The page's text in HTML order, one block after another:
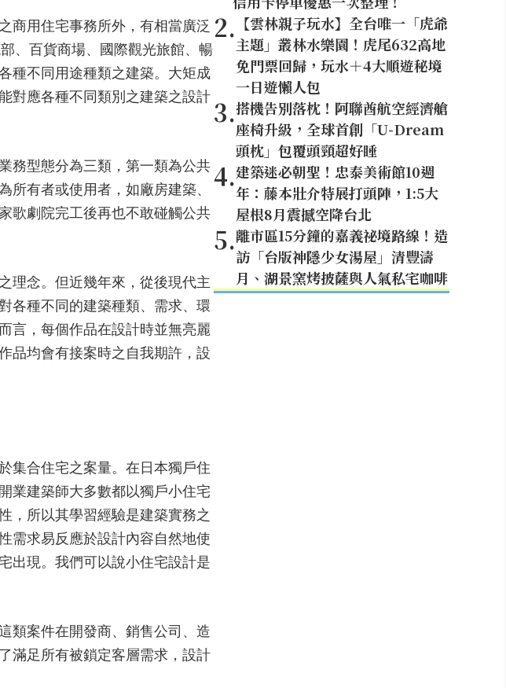
商用住宅事務所外，有相當廣泛
、百貨商場、國際觀光旅館、暢
種不同用途種類之建築。大矩成
對應各種不同類別之建築之設計
務型態分為三類，第一類為公共
有者或使用者，如廠房建築、
歌劇院完工後再也不敢碰觸公共
理念。但近幾年來，從後現代主
各種不同的建築種類、需求、環
言，每個作品在設計時並無亮麗
品均會有接案時之自我期許，設
集合住宅之案量。在日本獨戶住
業建築師大多數都以獨戶小住宅
，所以其學習經驗是建築實務之
需求易反應於設計內容自然地使
出現。我們可以說小住宅設計是
類案件在開發商、銷售公司、造
滿足所有被鎖定客層需求，設計
2. 【雲林親子玩水】全台唯一「虎爺
主題」叢林水樂園！虎尾632高地
免門票回歸，玩水＋4大順遊秘境
一日遊懶人包
3.搭機告別落枕！阿聯酋航空經濟艙
座椅升級，全球首創「U-Dream
頭枕」包覆頭頸超好睡
4.建築迷必朝聖！忠泰美術館10週
年：藤本壯介特展打頭陣，1:5大
屋根8月震撼空降台北
5.離市區15分鐘的嘉義祕境路線！造
訪「台版神隱少女湯屋」清豐濤
月、湖景窯烤披薩與人氣私宅咖啡